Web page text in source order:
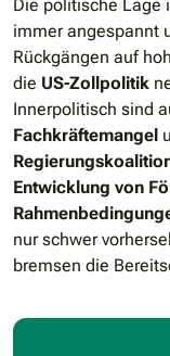
Die politische Lage
immer angespannt
Rückgängen auf
die US-Zollpolitik
Innerpolitisch sind
Fachkräftemangel
Entwicklung von
nur schwer
bremsen die